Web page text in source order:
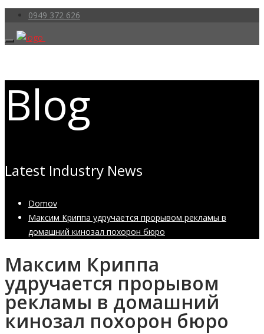
0949 372 626
Blog
Latest Industry News
Domov
Максим Криппа удручается прорывом рекламы в
домашний кинозал похорон бюро
Максим Криппа
удручается прорывом
рекламы в домашний
кинозал похорон бюро